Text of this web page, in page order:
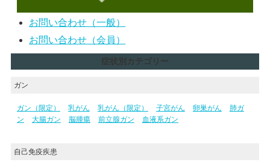
お問い合わせ（一般）
お問い合わせ（会員）
症状別カテゴリー
ガン
ガン（限定） 乳がん 乳がん（限定） 子宮がん 卵巣がん
肺ガ
ン
大腸ガン 脳腫瘍 前立腺ガン 血液系ガン
自己免疫疾患